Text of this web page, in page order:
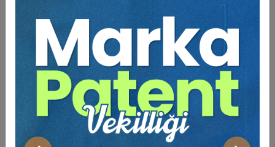
yasaklanmış olmakla devre tatil çerçeve süre sınırlaması
getirilmemişse, süresiz/düzenli/aralıklı edim söz konusudur
Kazanılmış hakka dayalı olarak, süre sınırlaması ile devre tatil,
çerçeve süre niteliğinde bir vadeye bağlanmaksızın pazarlanmış
olabilmektedir. Bu durumda devre tatil sahibi ve onun mirasçıları
TBK m.136 hükmünce yararlanmaya konu ünitelerden, objektif
imkânsızlık olmadığı ve de sağlayıcı tüzel kişiliğin varlığı süresince
yararlanma hakkını kullanabilmektedir.
Devre tatil konusunda, TKHK’nın iki gecelik ve iki yıllık süren
sistemlere ilişkin güya sınırlama getirdiğini düşünen çözümden